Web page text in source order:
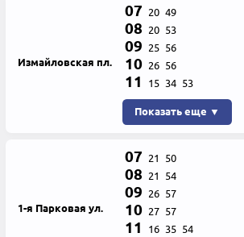
Измайловская пл.
07 20 49
08 20 53
09 25 56
10 26 56
11 15 34 53
Показать еще ▼
1-я Парковая ул.
07 21 50
08 21 54
09 26 57
10 27 57
11 16 35 54